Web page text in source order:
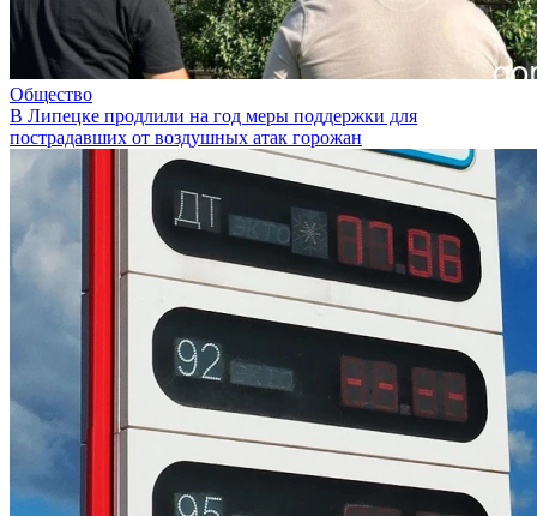
Общество
В Липецке продлили на год меры поддержки для
пострадавших от воздушных атак горожан